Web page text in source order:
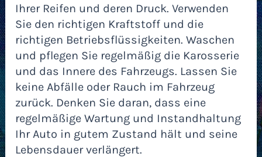
Ihrer Reifen und deren Druck. Verwenden
Sie den richtigen Kraftstoff und die
richtigen Betriebsflüssigkeiten. Waschen
und pflegen Sie regelmäßig die Karosserie
und das Innere des Fahrzeugs. Lassen Sie
keine Abfälle oder Rauch im Fahrzeug
zurück. Denken Sie daran, dass eine
regelmäßige Wartung und Instandhaltung
Ihr Auto in gutem Zustand hält und seine
Lebensdauer verlängert.